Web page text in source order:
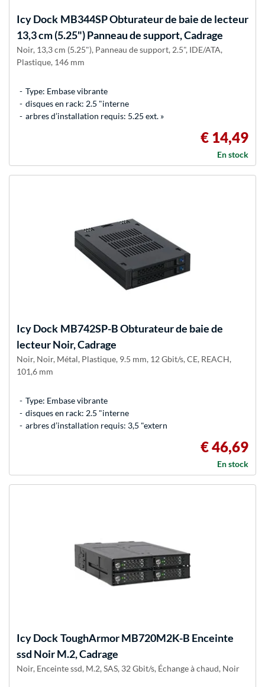
Icy Dock MB344SP Obturateur de baie de lecteur
13,3 cm (5.25") Panneau de support, Cadrage
Noir, 13,3 cm (5.25"), Panneau de support, 2.5", IDE/ATA,
Plastique, 146 mm
Type: Embase vibrante
disques en rack: 2.5 "interne
arbres d’installation requis: 5.25 ext. »
€ 14,49
En stock
Icy Dock MB742SP-B Obturateur de baie de
lecteur Noir, Cadrage
Noir, Noir, Métal, Plastique, 9.5 mm, 12 Gbit/s, CE, REACH,
101,6 mm
Type: Embase vibrante
disques en rack: 2.5 "interne
arbres d’installation requis: 3,5 "extern
€ 46,69
En stock
Icy DockToughArmor MB720M2K-B Enceinte
ssd Noir M.2, Cadrage
Noir, Enceinte ssd, M.2, SAS, 32 Gbit/s, Échange à chaud, Noir